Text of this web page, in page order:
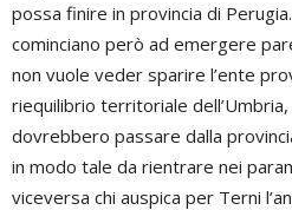
possa finire in provincia di
cominciano però ad emergere
non vuole veder sparire l’ente
riequilibrio territoriale
dovrebbero passare dalla
in modo tale da rientrare nei
viceversa chi auspica per Terni